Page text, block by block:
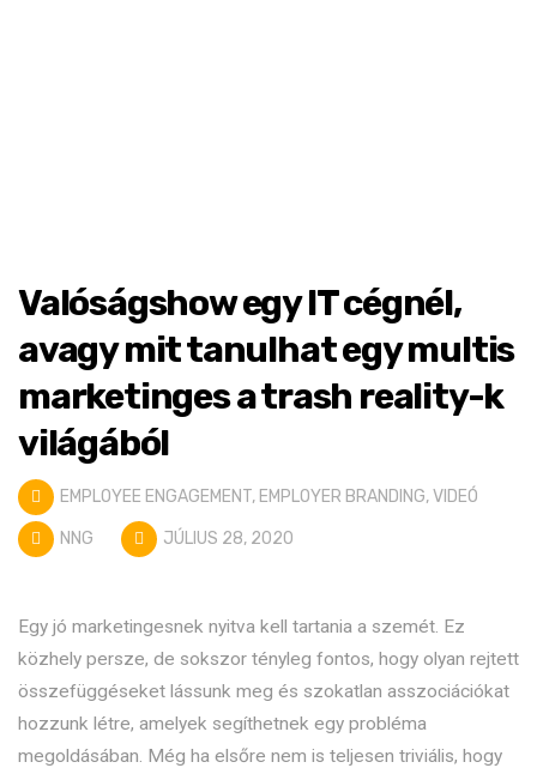
Valóságshow egy IT cégnél,
avagy mit tanulhat egy multis
marketinges a trash reality-k
világából
EMPLOYEE ENGAGEMENT, EMPLOYER BRANDING,VIDEÓ
NNG JÚLIUS 28, 2020
Egy jó marketingesnek nyitva kell tartania a szemét. Ez
közhely persze, de sokszor tényleg fontos, hogy olyan rejtett
összefüggéseket lássunk meg és szokatlan asszociációkat
hozzunk létre, amelyek segíthetnek egy probléma
megoldásában. Még ha elsőre nem is teljesen triviális, hogy